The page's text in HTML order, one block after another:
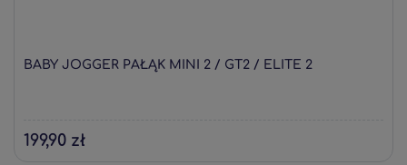
BABY JOGGER PAŁĄK MINI 2 / GT2 / ELITE 2
199,90 zł